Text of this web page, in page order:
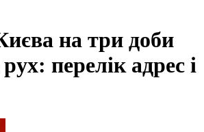
на три доби
перелік адрес і